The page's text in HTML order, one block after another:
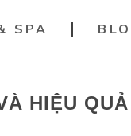
SPA
HIỆU QUẢ